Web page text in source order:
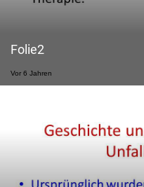
Folie2
Vor 6 Jahren